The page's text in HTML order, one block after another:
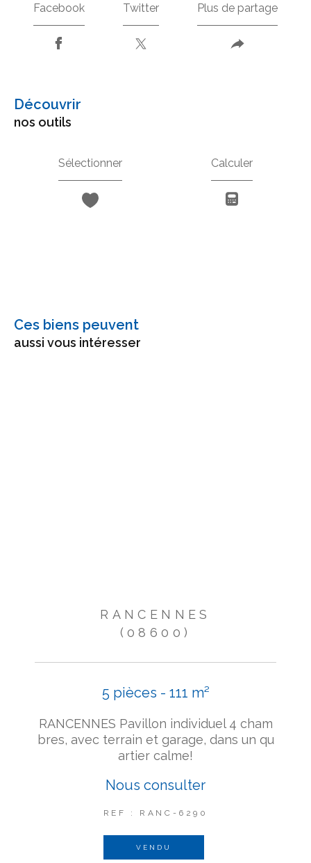
Facebook Twitter Plus de partage
découvrir
nos outils
Sélectionner Calculer
Ces biens peuvent
aussi vous intéresser
RANCENNES
(08600)
5 pièces - 111 m²
RANCENNES Pavillon individuel 4 cham
bres, avec terrain et garage, dans un qu
artier calme!
Nous consulter
REF : RANC-6290
VENDU